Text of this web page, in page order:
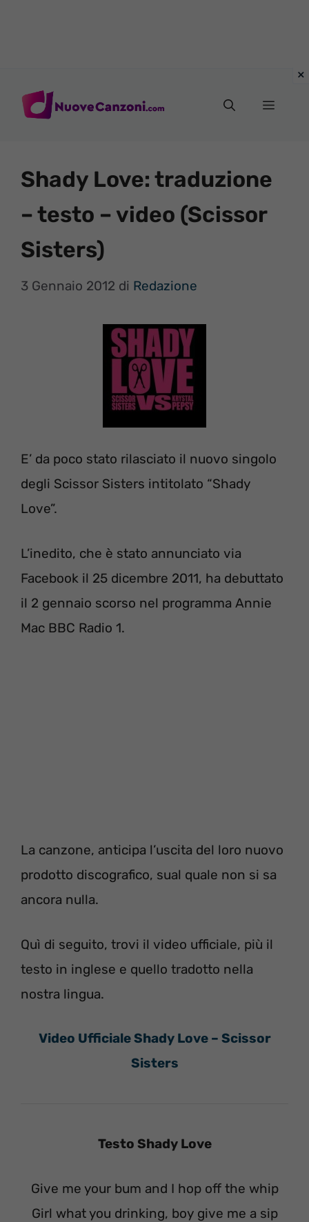
Menu
Shady Love: traduzione
– testo – video (Scissor
Sisters)
3 Gennaio 2012 di Redazione
E’ da poco stato rilasciato il nuovo singolo
degli Scissor Sisters intitolato “Shady
Love”.
L’inedito, che è stato annunciato via
Facebook il 25 dicembre 2011, ha debuttato
il 2 gennaio scorso nel programma Annie
Mac BBC Radio 1.
La canzone, anticipa l’uscita del loro nuovo
prodotto discografico, sual quale non si sa
ancora nulla.
Quì di seguito, trovi il video ufficiale, più il
testo in inglese e quello tradotto nella
nostra lingua.
Video Ufficiale Shady Love – Scissor
Sisters
Testo Shady Love
Give me your bum and I hop off the whip
Girl what you drinking, boy give me a sip